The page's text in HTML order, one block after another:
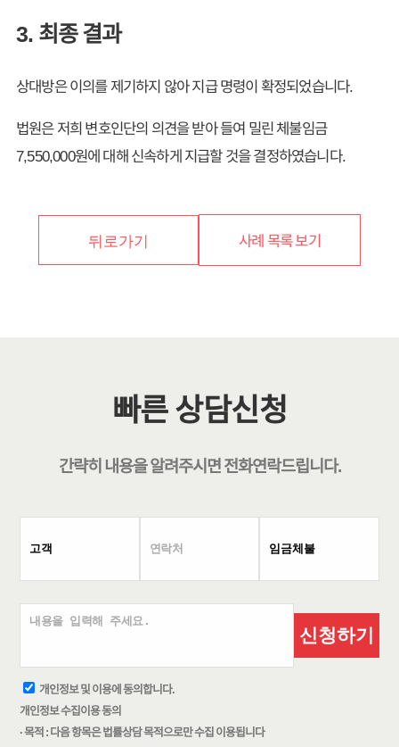
3. 최종 결과
상대방은 이의를 제기하지 않아 지급 명령이 확정되었습니다.
법원은 저희 변호인단의 의견을 받아 들여 밀린 체불임금
7,550,000원에 대해 신속하게 지급할 것을 결정하였습니다.
뒤로가기 사례 목록 보기
빠른 상담신청
간략히 내용을 알려주시면전화연락드립니다.
신청하기
개인정보 및 이용에 동의합니다.
개인정보 수집이용 동의
· 목적 : 다음 항목은 법률상담 목적으로만 수집 이용됩니다